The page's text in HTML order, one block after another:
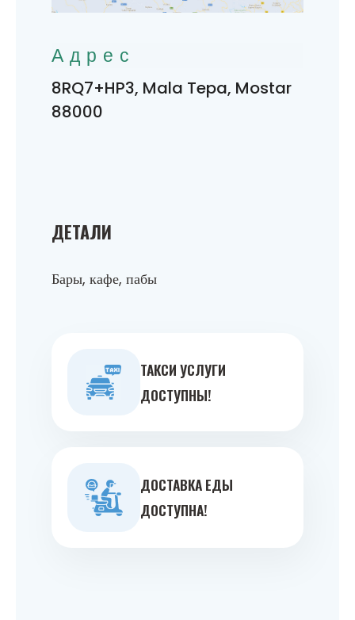
ДЕТАЛИ
Бары, кафе, пабы
ТАКСИ УСЛУГИ
ДОСТУПНЫ!
ДОСТАВКА ЕДЫ
ДОСТУПНА!
Адрес
8RQ7+HP3, Mala Tepa, Mostar
88000